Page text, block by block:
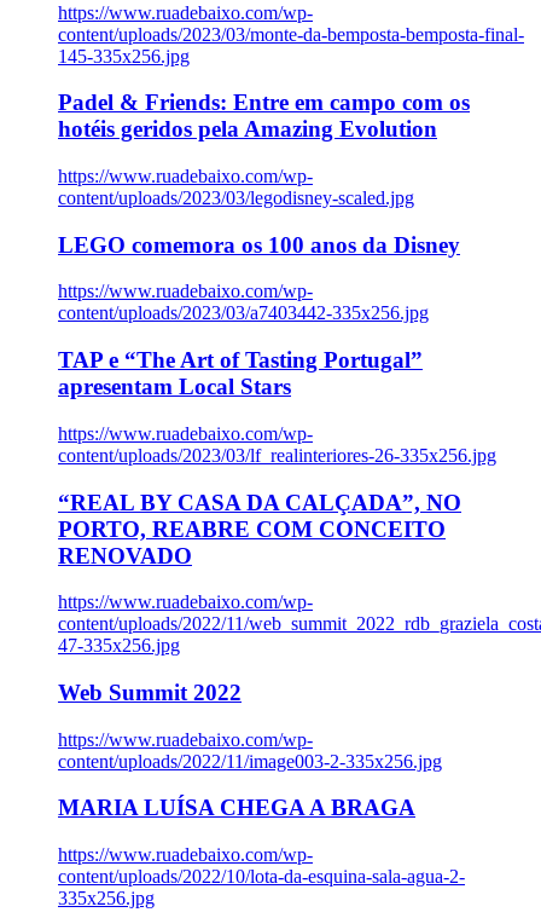
https://www.ruadebaixo.com/wp-
content/uploads/2023/03/monte-da-bemposta-bemposta-final-
145-335x256.jpg
Padel & Friends: Entre em campo com os
hotéis geridos pela Amazing Evolution
https://www.ruadebaixo.com/wp-
content/uploads/2023/03/legodisney-scaled.jpg
LEGO comemora os 100 anos da Disney
https://www.ruadebaixo.com/wp-
content/uploads/2023/03/a7403442-335x256.jpg
TAP e “The Art of Tasting Portugal”
apresentam Local Stars
https://www.ruadebaixo.com/wp-
content/uploads/2023/03/lf_realinteriores-26-335x256.jpg
“REAL BY CASA DA CALÇADA”, NO
PORTO, REABRE COM CONCEITO
RENOVADO
https://www.ruadebaixo.com/wp-
content/uploads/2022/11/
47-335x256.jpg
Web Summit 2022
https://www.ruadebaixo.com/wp-
content/uploads/2022/11/image003-2-335x256.jpg
MARIA LUÍSA CHEGA A BRAGA
https://www.ruadebaixo.com/wp-
content/uploads/2022/10/lota-da-esquina-sala-agua-2-
335x256.jpg